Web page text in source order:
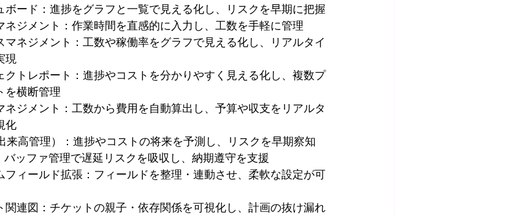
ボード：進捗をグラフと一覧で見える化し、リスクを早期に把握
ネジメント：作業時間を直感的に入力し、工数を手軽に管理
マネジメント：工数や稼働率をグラフで見える化し、リアルタイ
現
クトレポート：進捗やコストを分かりやすく見える化し、複数プ
を横断管理
ネジメント：工数から費用を自動算出し、予算や収支をリアルタ
化
来高管理）：進捗やコストの将来を予測し、リスクを早期察知
バッファ管理で遅延リスクを吸収し、納期遵守を支援
フィールド拡張：フィールドを整理・連動させ、柔軟な設定が可
関連図：チケットの親子・依存関係を可視化し、計画の抜け漏れ